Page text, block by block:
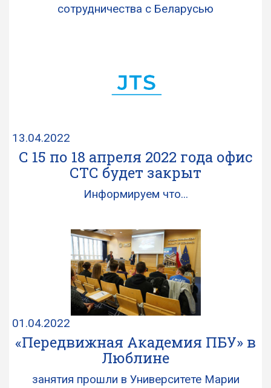
сотрудничества с Беларусью
13.04.2022
С 15 по 18 апреля 2022 года офис
СТС будет закрыт
Информируем что...
01.04.2022
«Передвижная Академия ПБУ» в
Люблине
занятия прошли в Университете Марии